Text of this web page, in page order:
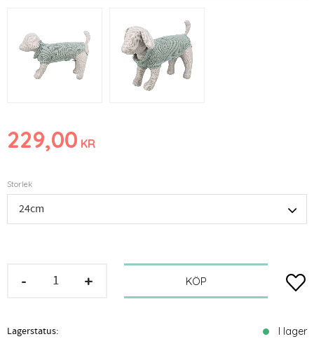
229,00 KR
Storlek
+
- KÖP
Lagerstatus I lager